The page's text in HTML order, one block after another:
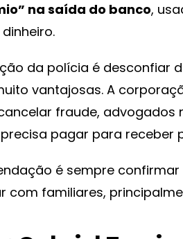
na saída do banco,
da polícia é desconfiar
vantajosas. A
fraude,
pagar para receber
é sempre
com familiares,